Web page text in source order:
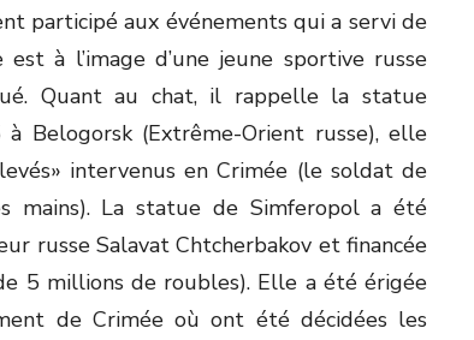
participé aux événements qui a servi de
à l’image d’une jeune sportive russe
Quant au chat, il rappelle la statue
Belogorsk (Extrême-Orient russe), elle
intervenus en Crimée (le soldat de
mains). La statue de Simferopol a été
russe Salavat Chtcherbakov et financée
5 millions de roubles). Elle a été érigée
de Crimée où ont été décidées les